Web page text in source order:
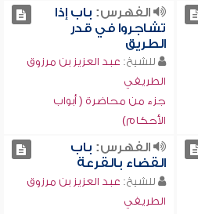
الفهرس: باب إذا
تشاجروا في قدر
الطريق
للشيخ: عبد العزيز بن مرزوق
الطريفي
جزء من محاضرة ( أبواب
الأحكام)
الفهرس: باب
القضاء بالقرعة
للشيخ: عبد العزيز بن مرزوق
الطريفي